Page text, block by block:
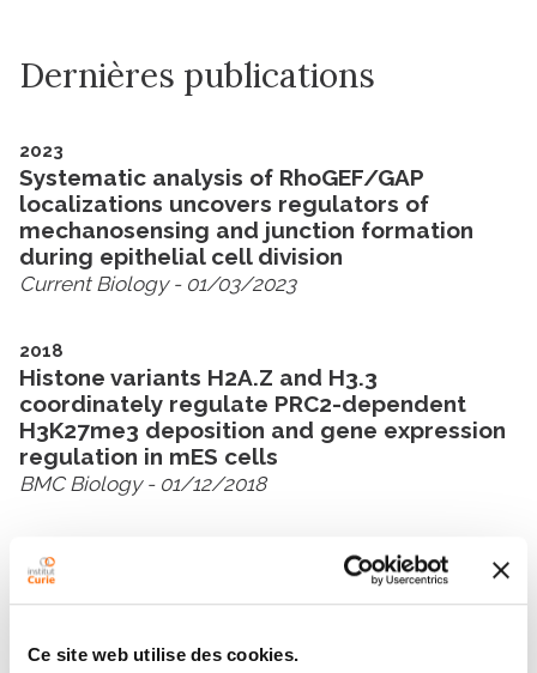
Ce site web utilise des cookies.
Dernières publications
2023
Systematic analysis of RhoGEF/GAP
localizations uncovers regulators of
mechanosensing and junction formation
during epithelial cell division
Current Biology- 01/03/2023
2018
Histone variants H2A.Z and H3.3
coordinately regulate PRC2-dependent
H3K27me3 deposition and gene expression
regulation in mES cells
BMC Biology- 01/12/2018
Tricellular junctions: a hot corner of
epithelial biology